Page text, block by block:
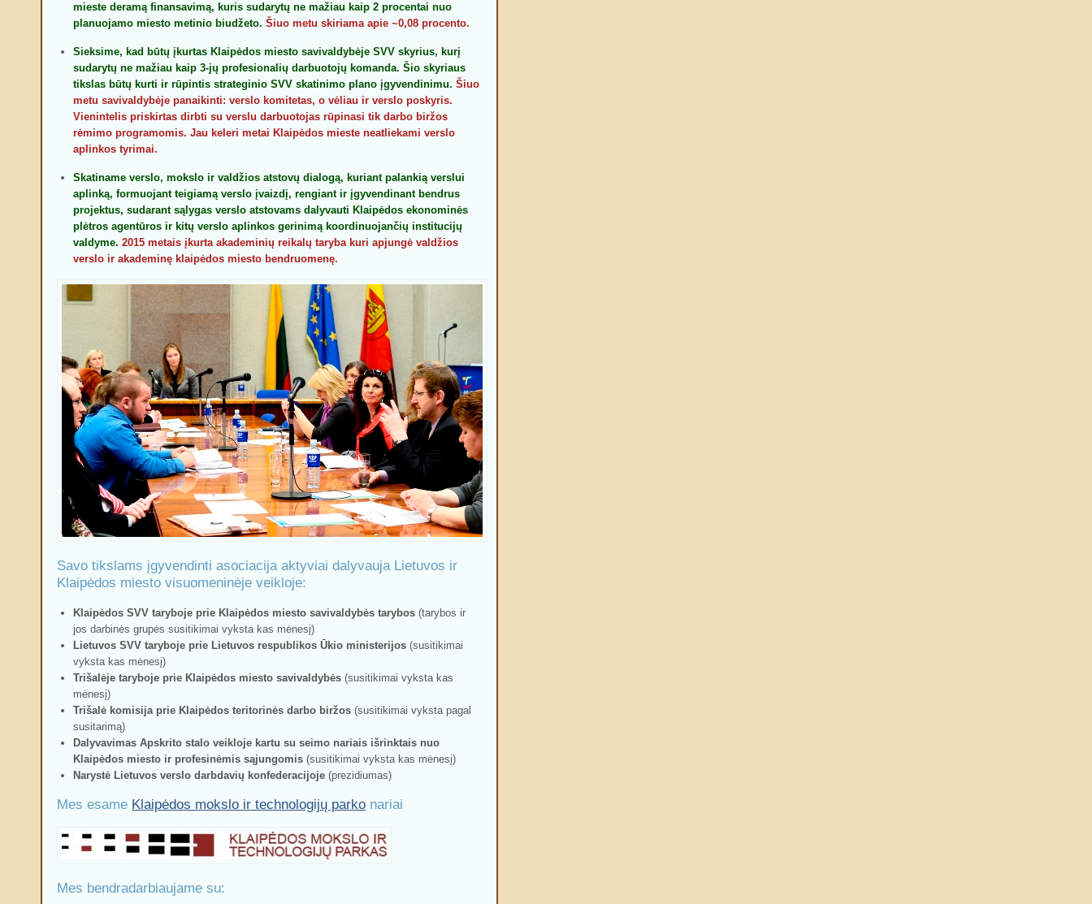
mieste deramą finansavimą, kuris sudarytų ne mažiau kaip 2 procentai nuo
planuojamo miesto metinio biudžeto. Šiuo metu skiriama apie ~0,08 procento.
Sieksime, kad būtų įkurtas Klaipėdos miesto savivaldybėje SVV skyrius, kurį
sudarytų ne mažiau kaip 3-jų profesionalių darbuotojų komanda. Šio skyriaus
tikslas būtų kurti ir rūpintis strateginio SVV skatinimo plano įgyvendinimu. Šiuo
metu savivaldybėje panaikinti: verslo komitetas, o vėliau ir verslo poskyris.
Vienintelis priskirtas dirbti su verslu darbuotojas rūpinasi tik darbo biržos
rėmimo programomis. Jau keleri metai Klaipėdos mieste neatliekami verslo
aplinkos tyrimai.
Skatiname verslo, mokslo ir valdžios atstovų dialogą, kuriant palankią verslui
aplinką, formuojant teigiamą verslo įvaizdį, rengiant ir įgyvendinant bendrus
projektus, sudarant sąlygas verslo atstovams dalyvauti Klaipėdos ekonominės
plėtros agentūros ir kitų verslo aplinkos gerinimą koordinuojančių institucijų
valdyme. 2015 metais įkurta akademinių reikalų taryba kuri apjungė valdžios
verslo ir akademinę klaipėdos miesto bendruomenę.
Savo tikslams įgyvendinti asociacija aktyviai dalyvauja Lietuvos ir
Klaipėdos miesto visuomeninėje veikloje:
Klaipėdos SVV taryboje prie Klaipėdos miesto savivaldybės tarybos (tarybos ir
jos darbinės grupės susitikimai vyksta kas mėnesį)
Lietuvos SVV taryboje prie Lietuvos respublikos Ūkio ministerijos (susitikimai
vyksta kas mėnesį)
Trišalėje taryboje prie Klaipėdos miesto savivaldybės (susitikimai vyksta kas
mėnesį)
Trišalė komisija prie Klaipėdos teritorinės darbo biržos (susitikimai vyksta pagal
susitarimą)
Dalyvavimas Apskrito stalo veikloje kartu su seimo nariais išrinktais nuo
Klaipėdos miesto ir profesinėmis sąjungomis (susitikimai vyksta kas mėnesį)
Narystė Lietuvos verslo darbdavių konfederacijoje (prezidiumas)
Mes esame Klaipėdos mokslo ir technologijų parko nariai
Mes bendradarbiaujame su: